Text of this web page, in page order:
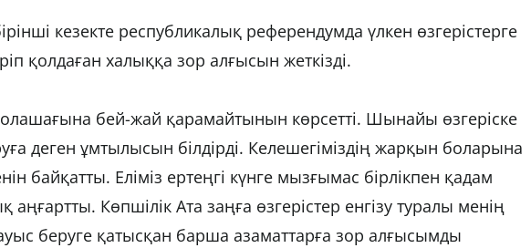
кезекте республикалық референдумда үлкен өзгерістерге
қолдаған халыққа зор алғысын жеткізді.
бей-жай қарамайтынын көрсетті. Шынайы өзгеріске
деген ұмтылысын білдірді. Келешегіміздің жарқын боларына
байқатты. Еліміз ертеңгі күнге мызғымас бірлікпен қадам
аңғартты. Көпшілік Ата заңға өзгерістер енгізу туралы менің
беруге қатысқан барша азаматтарға зор алғысымды